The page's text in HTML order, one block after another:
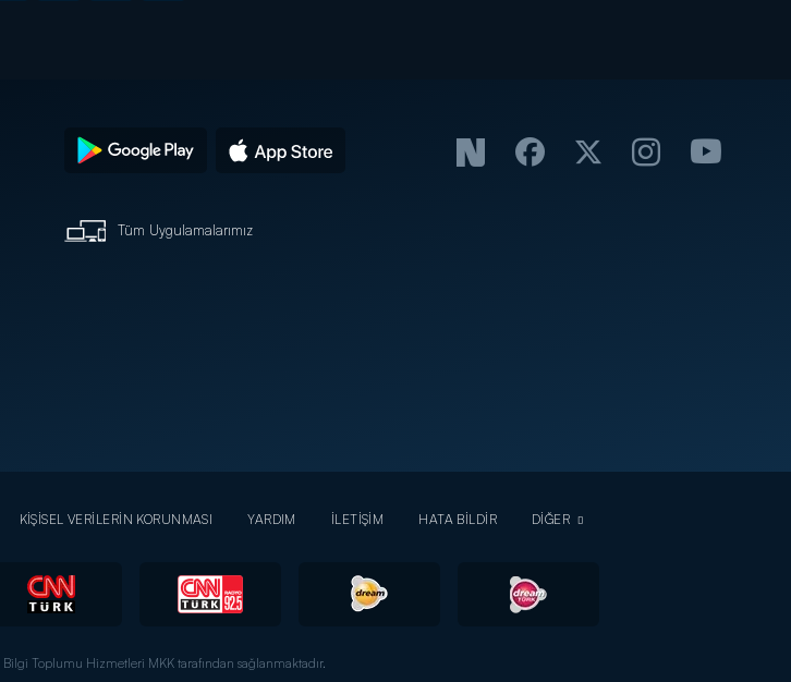
Tüm Uygulamalarımız
KİŞİSEL VERİLERİN KORUNMASI YARDIM İLETİŞİM HATA BİLDİR DİĞER
Bilgi Toplumu Hizmetleri MKK tarafından sağlanmaktadır.